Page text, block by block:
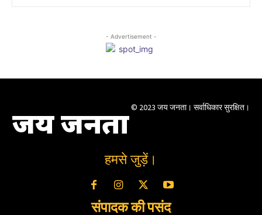
- Advertisement -
जय जनता © 2023 जय जनता। सर्वाधिकार सुरक्षित।
हमसे जुड़ें।
संपादक की पसंद